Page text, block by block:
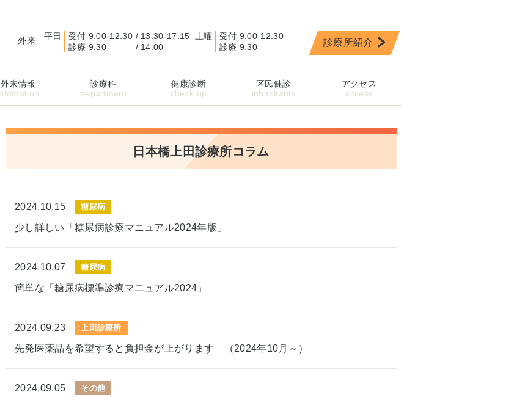
外来 平日 受付 9:00-12:30
13:30-17:15
診療 9:30- 14:00-
土曜 受付 9:00-12:30
診療 9:30-
外来情報 診療科 健康診断 区民健診 アクセス
診療所紹介
日本橋上田診療所コラム
2024.10.15 糖尿病
少し詳しい「糖尿病診療マニュアル2024年版」
2024.10.07 糖尿病
簡単な「糖尿病標準診療マニュアル2024」
2024.09.23 上田診療所
先発医薬品を希望すると負担金が上がります （2024年10月～）
2024.09.05 その他